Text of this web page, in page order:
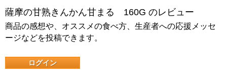
薩摩の甘熟きんかん甘まる 160G のレビュー
商品の感想や、オススメの食べ方、生産者への応援メッセ
ージなどを投稿できます。
ログイン